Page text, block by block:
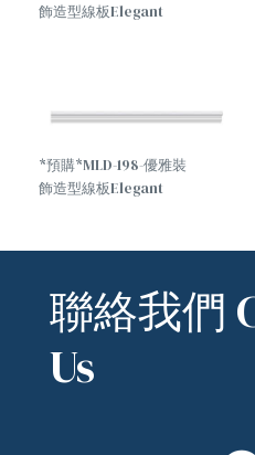
飾造型線板Elegant
*預購*MLD-198-優雅裝
飾造型線板Elegant
聯絡我們
Us